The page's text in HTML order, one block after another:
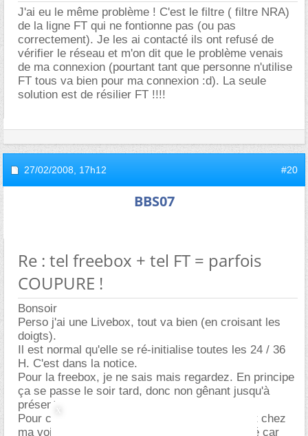
J'ai eu le même problème ! C'est le filtre ( filtre NRA)
de la ligne FT qui ne fontionne pas (ou pas
correctement). Je les ai contacté ils ont refusé de
vérifier le réseau et m'on dit que le problème venais
de ma connexion (pourtant tant que personne n'utilise
FT tous va bien pour ma connexion :d). La seule
solution est de résilier FT !!!!
27/02/2008, 17h12 #20
BBS07
Re : tel freebox + tel FT = parfois
COUPURE !
Bonsoir
Perso j'ai une Livebox, tout va bien (en croisant les
doigts).
Il est normal qu'elle se ré-initialise toutes les 24 / 36
H. C'est dans la notice.
Pour la freebox, je ne sais mais regardez. En principe
ça se passe le soir tard, donc non gênant jusqu'à
présent.
Pour ce qui est du condensateur, dernièrement chez
ma voisine, un technicien de FT le lui a changé car